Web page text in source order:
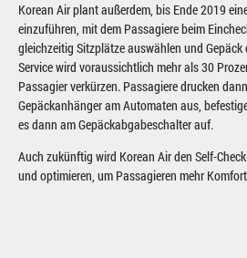
Korean Air plant außerdem, bis Ende 2019
einzuführen, mit dem Passagiere beim
gleichzeitig Sitzplätze auswählen und Gepäck
Service wird voraussichtlich mehr als 30
Passagier verkürzen. Passagiere drucken
Gepäckanhänger am Automaten aus,
es dann am Gepäckabgabeschalter auf.
Auch zukünftig wird Korean Air den Self-
und optimieren, um Passagieren mehr